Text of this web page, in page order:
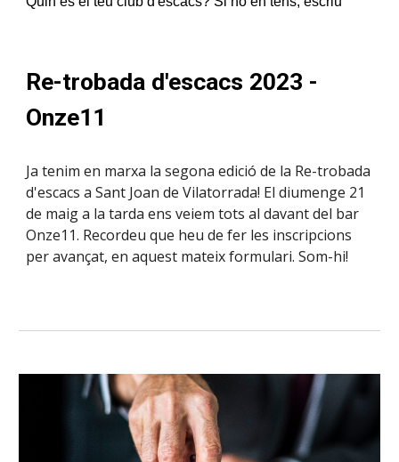
Re-trobada d'escacs 2023 -
Onze11
Ja tenim en marxa la segona edició de la Re-trobada
d'escacs a Sant Joan de Vilatorrada! El diumenge 21
de maig a la tarda ens veiem tots al davant del bar
Onze11. Recordeu que heu de fer les inscripcions
per avançat, en aquest mateix formulari. Som-hi!